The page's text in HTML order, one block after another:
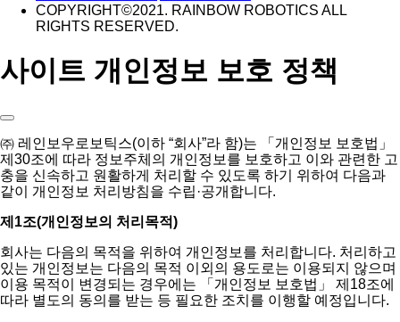
COPYRIGHT©2021. RAINBOW ROBOTICS ALL
RIGHTS RESERVED.
사이트 개인정보 보호 정책
㈜ 레인보우로보틱스(이하 “회사”라 함)는 「개인정보 보호법」
제30조에 따라 정보주체의 개인정보를 보호하고 이와 관련한 고
충을 신속하고 원활하게 처리할 수 있도록 하기 위하여 다음과
같이 개인정보 처리방침을 수립·공개합니다.
제1조(개인정보의 처리목적)
회사는 다음의 목적을 위하여 개인정보를 처리합니다. 처리하고
있는 개인정보는 다음의 목적 이외의 용도로는 이용되지 않으며
이용 목적이 변경되는 경우에는 「개인정보 보호법」 제18조에
따라 별도의 동의를 받는 등 필요한 조치를 이행할 예정입니다.